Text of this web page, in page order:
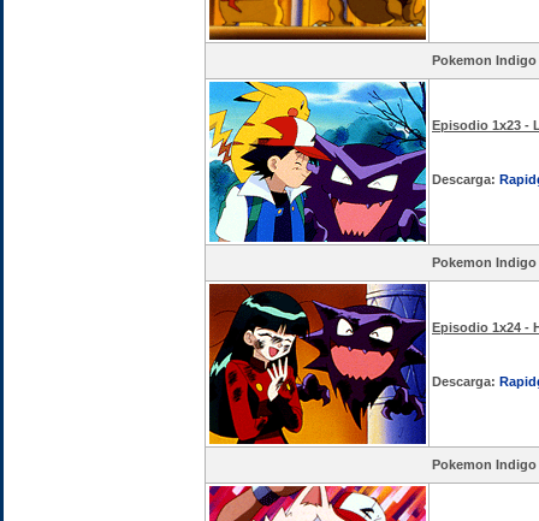
Pokemon Indigo
Episodio 1x23 -
Descarga:
Pokemon Indigo
Episodio 1x24 -
Descarga:
Pokemon Indigo